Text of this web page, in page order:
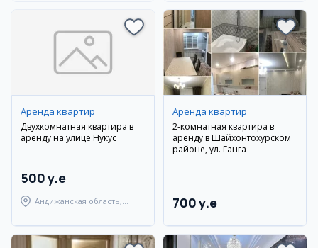
Аренда квартир
Двухкомнатная квартира в
аренду на улице Нукус
500 y.e
Андижанская область,
Аренда квартир
2-комнатная квартира в
аренду в Шайхонтохурском
районе, ул. Ганга
700 y.e